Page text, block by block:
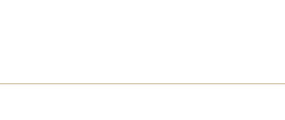
können Sie das Karussell überspringen oder direkt zur